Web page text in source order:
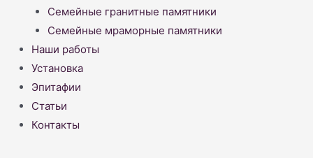
Семейные гранитные памятники
Семейные мраморные памятники
Наши работы
Установка
Эпитафии
Статьи
Контакты